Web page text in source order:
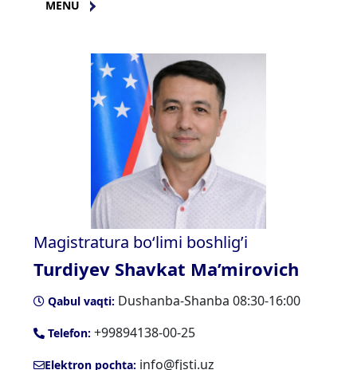
MENU
Magistratura bo‘limi boshlig’i
Turdiyev Shavkat Ma’mirovich
Qabul vaqti: Dushanba-Shanba 08:30-16:00
Telefon: +99894138-00-25
Elektron pochta: info@fjsti.uz